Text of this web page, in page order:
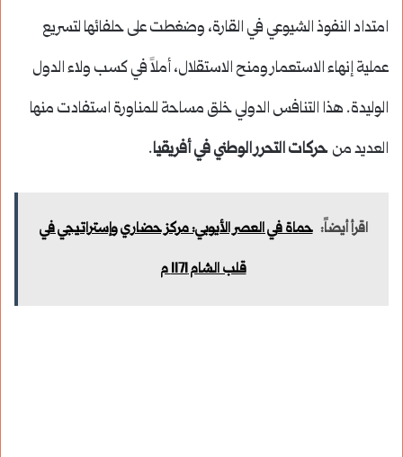
امتداد النفوذ الشيوعي في القارة، وضغطت على حلفائها لتسريع
عملية إنهاء الاستعمار ومنح الاستقلال، أملاً في كسب ولاء الدول
الوليدة. هذا التنافس الدولي خلق مساحة للمناورة استفادت منها
العديد منحركات التحرر الوطني في أفريقيا.
اقرأ أيضاً: حماة في العصر الأيوبي: مركز حضاري وإستراتيجي في
قلب الشام 1171 م